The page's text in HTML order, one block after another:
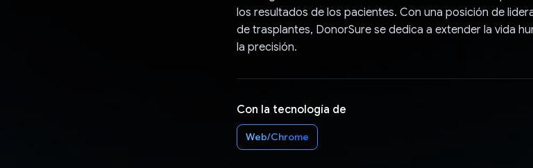
los resultados de los pacientes. Con una posición de
de trasplantes, DonorSure se dedica a extender la vida
la precisión.
Con la tecnología de
Web/Chrome